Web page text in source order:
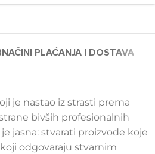
NAČINI PLAĆANJA I DOSTAVA
je nastao iz strasti prema
bivših profesionalnih
jasna: stvarati proizvode koje
odgovaraju stvarnim